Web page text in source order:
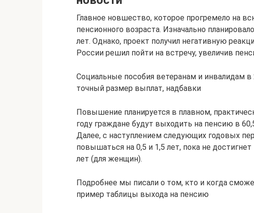
Главное новшество, которое прогремело на
пенсионного возраста. Изначально
лет. Однако, проект получил негативную
России решил пойти на встречу, увеличив
Социальные пособия ветеранам и инвалидам
точный размер выплат, надбавки
Повышение планируется в плавном,
году граждане будут выходить на пенсию в
Далее, с наступлением следующих годовых
повышаться на 0,5 и 1,5 лет, пока не
лет (для женщин).
Подробнее мы писали о том, кто и когда
пример таблицы выхода на пенсию